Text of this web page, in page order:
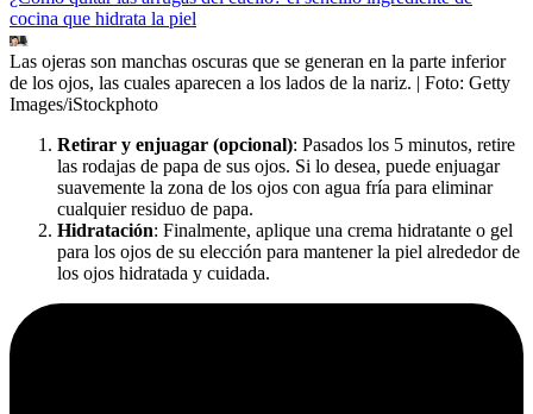
cocina que hidrata la piel
Las ojeras son manchas oscuras que se generan en la parte inferior
de los ojos, las cuales aparecen a los lados de la nariz. | Foto: Getty
Images/iStockphoto
Retirar y enjuagar (opcional): Pasados los 5 minutos, retire
las rodajas de papa de sus ojos. Si lo desea, puede enjuagar
suavemente la zona de los ojos con agua fría para eliminar
cualquier residuo de papa.
Hidratación: Finalmente, aplique una crema hidratante o gel
para los ojos de su elección para mantener la piel alrededor de
los ojos hidratada y cuidada.